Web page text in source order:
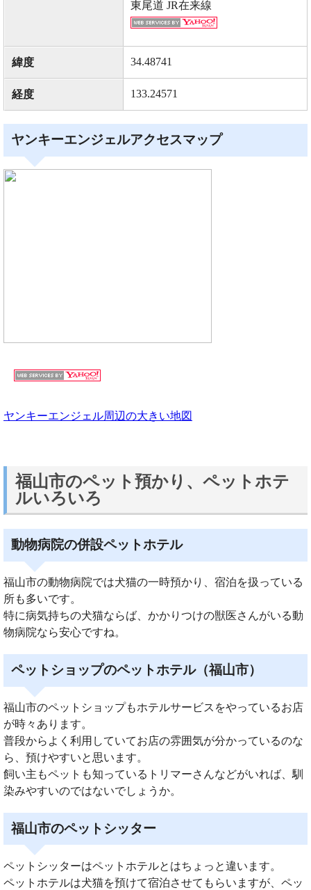
東尾道 JR在来線
緯度 34.48741
経度 133.24571
ヤンキーエンジェルアクセスマップ
ヤンキーエンジェル周辺の大きい地図
福山市のペット預かり、ペットホテ
ルいろいろ
動物病院の併設ペットホテル
福山市の動物病院では犬猫の一時預かり、宿泊を扱っている
所も多いです。
特に病気持ちの犬猫ならば、かかりつけの獣医さんがいる動
物病院なら安心ですね。
ペットショップのペットホテル（福山市）
福山市のペットショップもホテルサービスをやっているお店
が時々あります。
普段からよく利用していてお店の雰囲気が分かっているのな
ら、預けやすいと思います。
飼い主もペットも知っているトリマーさんなどがいれば、馴
染みやすいのではないでしょうか。
福山市のペットシッター
ペットシッターはペットホテルとはちょっと違います。
ペットホテルは犬猫を預けて宿泊させてもらいますが、ペッ